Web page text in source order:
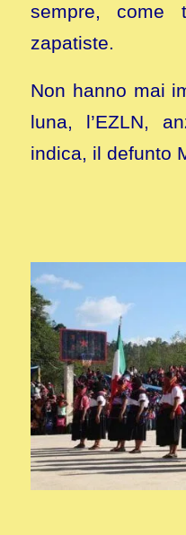
sempre, come
zapatiste.
Non hanno mai
luna, l’EZLN,
indica, il defunto